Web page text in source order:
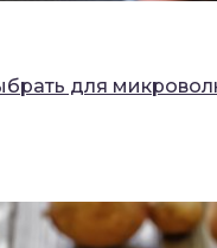
для